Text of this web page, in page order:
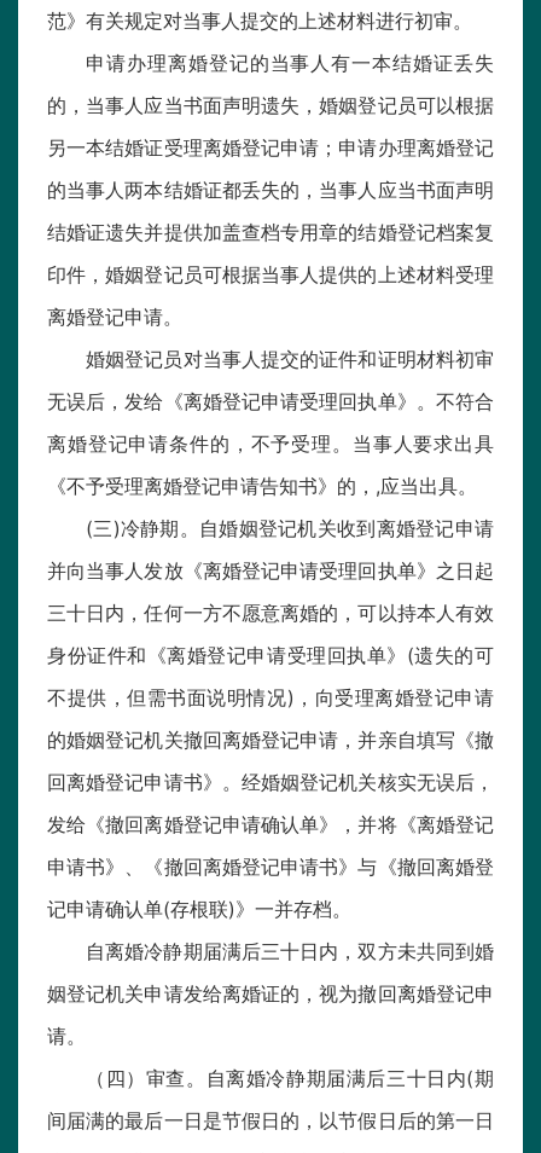
范》有关规定对当事人提交的上述材料进行初审。
申请办理离婚登记的当事人有一本结婚证丢失
的，当事人应当书面声明遗失，婚姻登记员可以根据
另一本结婚证受理离婚登记申请；申请办理离婚登记
的当事人两本结婚证都丢失的，当事人应当书面声明
结婚证遗失并提供加盖查档专用章的结婚登记档案复
印件，婚姻登记员可根据当事人提供的上述材料受理
离婚登记申请。
婚姻登记员对当事人提交的证件和证明材料初审
无误后，发给《离婚登记申请受理回执单》。不符合
离婚登记申请条件的，不予受理。当事人要求出具
《不予受理离婚登记申请告知书》的，,应当出具。
(三)冷静期。自婚姻登记机关收到离婚登记申请
并向当事人发放《离婚登记申请受理回执单》之日起
三十日内，任何一方不愿意离婚的，可以持本人有效
身份证件和《离婚登记申请受理回执单》(遗失的可
不提供，但需书面说明情况)，向受理离婚登记申请
的婚姻登记机关撤回离婚登记申请，并亲自填写《撤
回离婚登记申请书》。经婚姻登记机关核实无误后，
发给《撤回离婚登记申请确认单》，并将《离婚登记
申请书》、《撤回离婚登记申请书》与《撤回离婚登
记申请确认单(存根联)》一并存档。
自离婚冷静期届满后三十日内，双方未共同到婚
姻登记机关申请发给离婚证的，视为撤回离婚登记申
请。
（四）审查。自离婚冷静期届满后三十日内(期
间届满的最后一日是节假日的，以节假日后的第一日